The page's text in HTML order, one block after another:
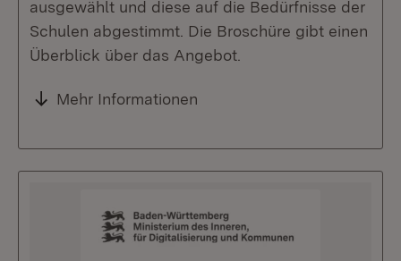
ausgewählt und diese auf die Bedürfnisse der
Schulen abgestimmt. Die Broschüre gibt einen
Überblick über das Angebot.
Mehr Informationen